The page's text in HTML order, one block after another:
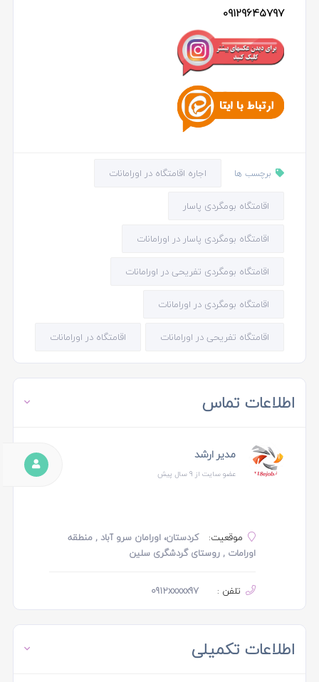
09129645797
برچسب ها اجاره اقامتگاه در اورامانات
اقامتگاه بومگردی پاسار
اقامتگاه بومگردی پاسار در اورامانات
اقامتگاه بومگردی تفریحی در اورامانات
اقامتگاه بومگردی در اورامانات
اقامتگاه تفریحی در اورامانات اقامتگاه در اورامانات
اطلاعات تماس
مدیر ارشد
عضو سایت از 9 سال پیش
موقعیت:
کردستان، اورامان سرو آباد , منطقه
اورامات , روستای گردشگری سلین
تلفن : 0912xxxxx97
اطلاعات تکمیلی